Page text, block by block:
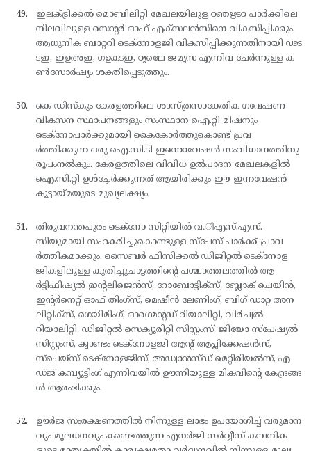
ഇലക്ട്രിക്കല്‍ മൊബിലിറ്റി മേഖലയിലുള ഠഞഋടഠ പാര്‍ക്കിലെ
നിലവിലുള്ള സെന്റര്‍ ഓഫ് എക്സലന്‍സിനെ വികസിപ്പിക്കും.
ആധുനിക ബാറ്ററി ടെക്നോളജി വികസിപ്പിക്കുന്നതിനായി ഢട
ടഇ, ഇഉഅഇ, ഗഉകടഇ, ഠൃലെേ ജമൃസ എന്നിവ ചേര്‍ന്നുള്ള ക
ണ്‍സോര്‍ഷ്യം ശക്തിപ്പെടുത്തും.
കെ-ഡിസ്കും കേരളത്തിലെ ശാസ്ത്രസാങ്കേതിക ഗവേഷണ
വികസന സ്ഥാപനങ്ങളും സംസ്ഥാന ഐ.റ്റി മിഷനും
ടെക്നോപാര്‍ക്കുമായി കൈകോര്‍ത്തുകൊണ്ട് പ്രവ
ര്‍ത്തിക്കുന്ന ഒരു ഐ.സി.ടി ഇന്നൊവേഷന്‍ സംവിധാനത്തിനു
രൂപംനല്‍കും. കേരളത്തിലെ വിവിധ ഉല്‍പാദന മേഖലകളില്‍
ഐ.സി.റ്റി ഉള്‍ച്ചേര്‍ക്കുന്നത് ആയിരിക്കും ഈ ഇന്നവേഷന്‍
കൂട്ടായ്മയുടെ മുഖ്യലക്ഷ്യം.
തിരുവനന്തപുരം ടെക്നോ സിറ്റിയില്‍ വ.ിഎസ്.എസ്.
സിയുമായി സഹകരിച്ചുകൊണ്ടുള്ള സ്പേസ് പാര്‍ക്ക് പ്രാവ
ര്‍ത്തികമാക്കും. സൈബര്‍ ഫിസിക്കല്‍ ഡിജിറ്റല്‍ ടെക്നോള
ജികളിലുള്ള കുതിച്ചുചാട്ടത്തിന്റെ പശ്ചാത്തലത്തില്‍ ആ
ര്‍ട്ടിഫിഷ്യല്‍ ഇന്റലിജെന്‍സ്, റോബോട്ടിക്സ്, ബ്ലോക് ചെയിന്‍,
ഇന്റര്‍നെറ്റ് ഓഫ് തിംഗ്സ്, മെഷീന്‍ ലേണിംഗ്, ബിഗ് ഡാറ്റ അന
ലിറ്റിക്സ്, ഗെയിമിംഗ്, ഓഗ്മെന്റഡ് റിയാലിറ്റി, വിര്‍ച്വല്‍
റിയാലിറ്റി, ഡിജിറ്റല്‍ സെക്യൂരിറ്റി സിസ്റ്റംസ്, ജിയോ സ്പേഷ്യല്‍
സിസ്റ്റംസ്, ക്വാണ്ടം ടെക്നോളജി ആന്റ് ആപ്ലിക്കേഷന്‍സ്,
സ്പെയ്സ് ടെക്നോളജീസ്, അഡ്വാന്‍സ്ഡ് മെറ്റീരിയല്‍സ്, എ
ഡ്ജ് കമ്പ്യൂട്ടിംഗ് എന്നിവയില്‍ ഊന്നിയുള്ള മികവിന്റെ കേന്ദ്രങ്ങ
ള്‍ ആരംഭിക്കും.
ഊര്‍ജ സംരക്ഷണത്തില്‍ നിന്നുള്ള ലാഭം ഉപയോഗിച്ച് വരുമാന
വും മൂലധനവും കണ്ടെത്തുന്ന എനര്‍ജി സര്‍വ്വീസ് കമ്പനിക